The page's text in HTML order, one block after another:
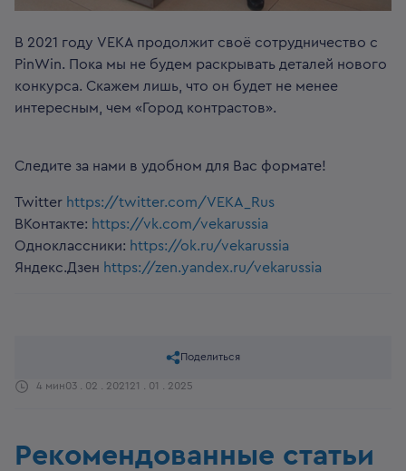
В 2021 году VEKA продолжит своё сотрудничество с
PinWin. Пока мы не будем раскрывать деталей нового
конкурса. Скажем лишь, что он будет не менее
интересным, чем «Город контрастов».
Следите за нами в удобном для Вас формате!
Twitter https://twitter.com/VEKA_Rus
ВКонтакте: https://vk.com/vekarussia
Одноклассники: https://ok.ru/vekarussia
Яндекс.Дзен https://zen.yandex.ru/vekarussia
4 мин03 . 02 . 2021 21 . 01 . 2025
Поделиться
Рекомендованные статьи